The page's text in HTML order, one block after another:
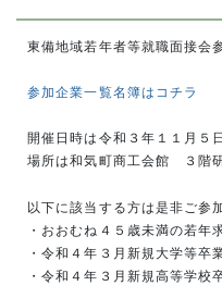
東備地域若年者等就職面接会
参加企業一覧名簿はコチラ
開催日時は令和３年１１月５
場所は和気町商工会館　３階
以下に該当する方は是非ご参
・おおむね４５歳未満の若年
・令和４年３月新規大学等卒
・令和４年３月新規高等学校